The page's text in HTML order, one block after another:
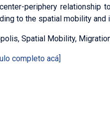
periphery relationship
to the spatial mobility
Spatial Mobility,
completo acá]